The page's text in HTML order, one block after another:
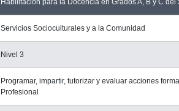
Habilitación para la Docencia en Grados A, B y C
Servicios Socioculturales y a la Comunidad
Nivel 3
Programar, impartir, tutorizar y evaluar acciones
Profesional